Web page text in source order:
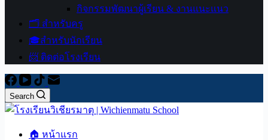
กิจกรรมพัฒนาผู้เรียน & งานแนะแนว
🗂️ สำหรับครู
🎓สำหรับนักเรียน
📨 ติดต่อโรงเรียน
Search
🏠 หน้าแรก